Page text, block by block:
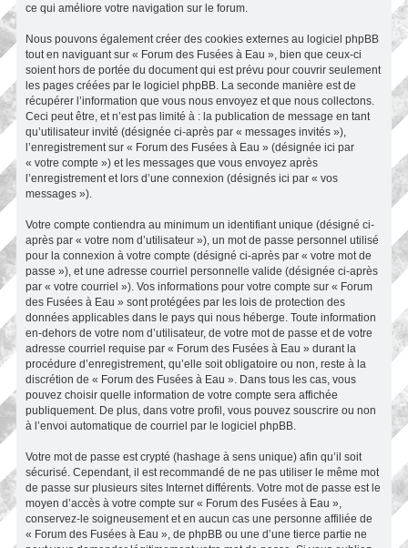
ce qui améliore votre navigation sur le forum.
Nous pouvons également créer des cookies externes au logiciel phpBB
tout en naviguant sur « Forum des Fusées à Eau », bien que ceux-ci
soient hors de portée du document qui est prévu pour couvrir seulement
les pages créées par le logiciel phpBB. La seconde manière est de
récupérer l’information que vous nous envoyez et que nous collectons.
Ceci peut être, et n’est pas limité à : la publication de message en tant
qu’utilisateur invité (désignée ci-après par « messages invités »),
l’enregistrement sur « Forum des Fusées à Eau » (désignée ici par
« votre compte ») et les messages que vous envoyez après
l’enregistrement et lors d’une connexion (désignés ici par « vos
messages »).
Votre compte contiendra au minimum un identifiant unique (désigné ci-
après par « votre nom d’utilisateur »), un mot de passe personnel utilisé
pour la connexion à votre compte (désigné ci-après par « votre mot de
passe »), et une adresse courriel personnelle valide (désignée ci-après
par « votre courriel »). Vos informations pour votre compte sur « Forum
des Fusées à Eau » sont protégées par les lois de protection des
données applicables dans le pays qui nous héberge. Toute information
en-dehors de votre nom d’utilisateur, de votre mot de passe et de votre
adresse courriel requise par « Forum des Fusées à Eau » durant la
procédure d’enregistrement, qu’elle soit obligatoire ou non, reste à la
discrétion de « Forum des Fusées à Eau ». Dans tous les cas, vous
pouvez choisir quelle information de votre compte sera affichée
publiquement. De plus, dans votre profil, vous pouvez souscrire ou non
à l’envoi automatique de courriel par le logiciel phpBB.
Votre mot de passe est crypté (hashage à sens unique) afin qu’il soit
sécurisé. Cependant, il est recommandé de ne pas utiliser le même mot
de passe sur plusieurs sites Internet différents. Votre mot de passe est le
moyen d’accès à votre compte sur « Forum des Fusées à Eau »,
conservez-le soigneusement et en aucun cas une personne affiliée de
« Forum des Fusées à Eau », de phpBB ou une d’une tierce partie ne